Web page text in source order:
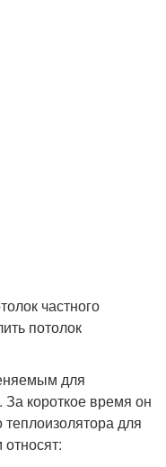
для
За короткое время он
теплоизолятора для